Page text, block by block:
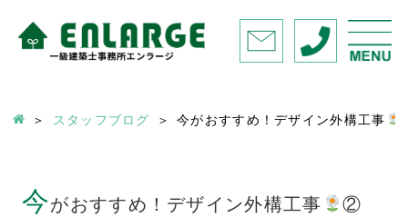
スタッフブログ 今がおすすめ！デザイン外構工事
今がおすすめ！デザイン外構工事 ②